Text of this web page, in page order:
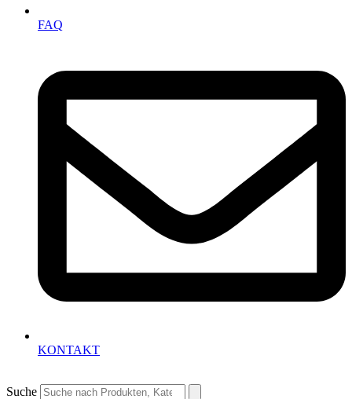
FAQ
KONTAKT
Suche